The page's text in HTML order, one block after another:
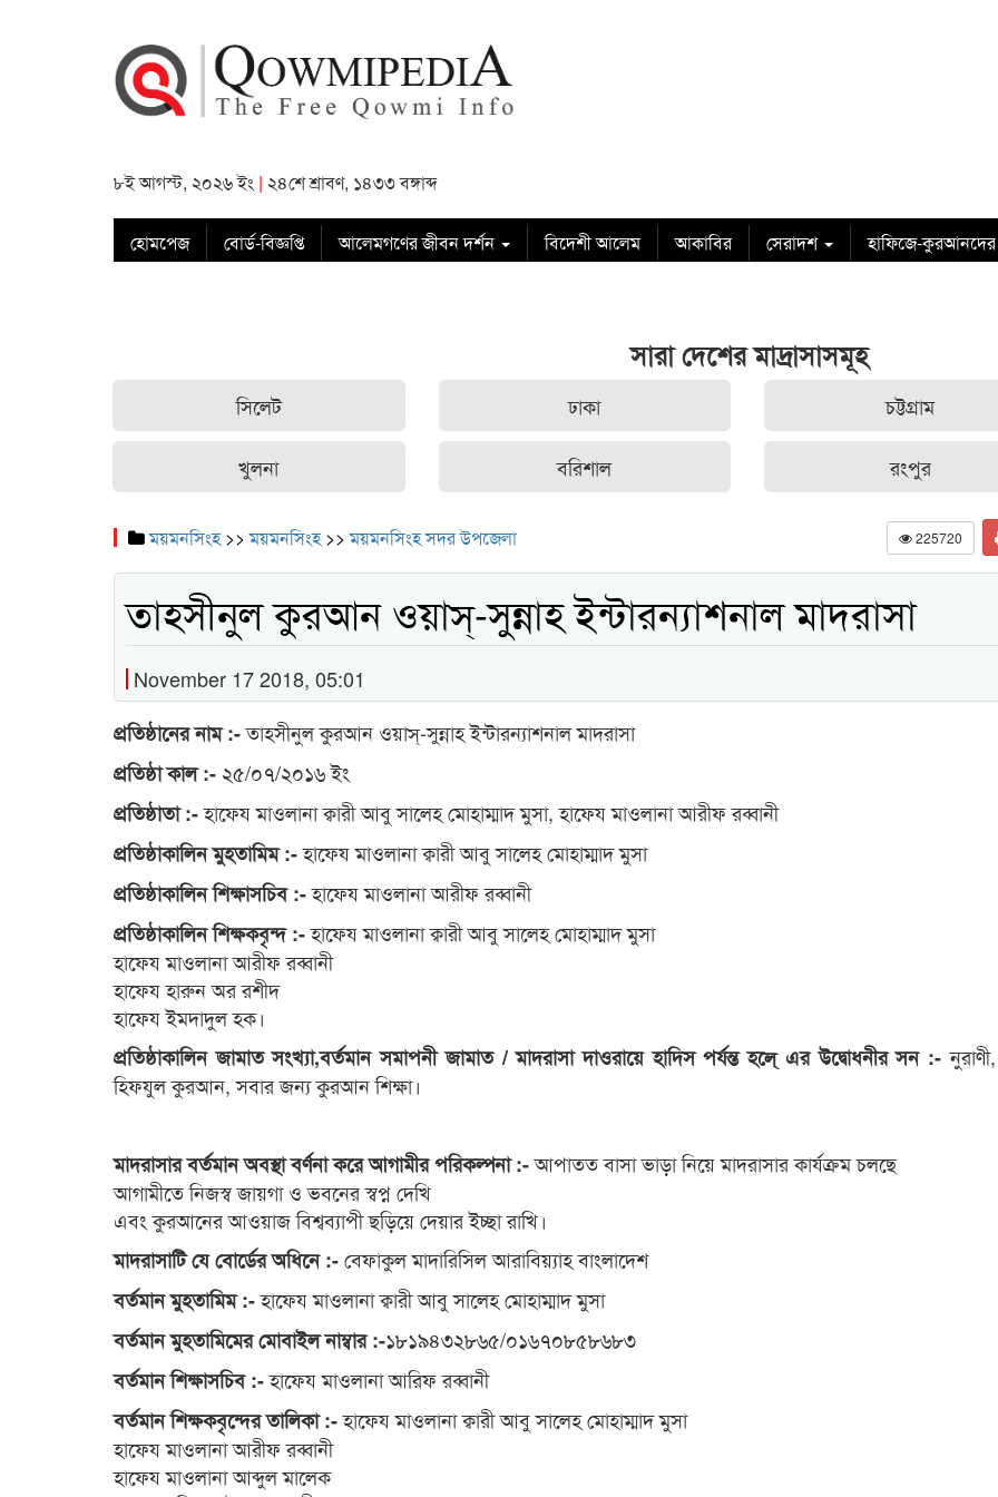
৮ই আগস্ট, ২০২৬ ইং | ২৪শে শ্রাবণ, ১৪৩৩ বঙ্গাব্দ
হোমপেজ বোর্ড-বিজ্ঞপ্তি আলেমগণের জীবন দর্শন বিদেশী আলেম আকাবির সেরাদশ হাফিজে-কুরআনদের
সারা দেশের মাদ্রাসাসমূহ
সিলেট ঢাকা চট্টগ্রাম
খুলনা বরিশাল রংপুর
ময়মনসিংহ>>ময়মনসিংহ>>ময়মনসিংহ সদর উপজেলা 225720
তাহসীনুল কুরআন ওয়াস্-সুন্নাহ ইন্টারন্যাশনাল মাদরাসা
November 17 2018, 05:01
প্রতিষ্ঠানের নাম :-তাহসীনুল কুরআন ওয়াস্-সুন্নাহ ইন্টারন্যাশনাল মাদরাসা
প্রতিষ্ঠা কাল :- ২৫/০৭/২০১৬ ইং
প্রতিষ্ঠাতা :-হাফেয মাওলানা ক্বারী আবু সালেহ মোহাম্মাদ মুসা, হাফেয মাওলানা আরীফ রব্বানী
প্রতিষ্ঠাকালিন মুহতামিম :-হাফেয মাওলানা ক্বারী আবু সালেহ মোহাম্মাদ মুসা
প্রতিষ্ঠাকালিন শিক্ষাসচিব :-হাফেয মাওলানা আরীফ রব্বানী
প্রতিষ্ঠাকালিন শিক্ষকবৃন্দ :-হাফেয মাওলানা ক্বারী আবু সালেহ মোহাম্মাদ মুসা
হাফেয মাওলানা আরীফ রব্বানী
হাফেয হারুন অর রশীদ
হাফেয ইমদাদুল হক।
প্রতিষ্ঠাকালিন জামাত সংখ্যা,বর্তমান সমাপনী জামাত / মাদরাসা দাওরায়ে হাদিস পর্যন্ত হলে্ এর উদ্বোধনীর সন :-
হিফযুল কুরআন, সবার জন্য কুরআন শিক্ষা।
মাদরাসার বর্তমান অবস্থা বর্ণনা করে আগামীর পরিকল্পনা :-আপাতত বাসা ভাড়া নিয়ে মাদরাসার কার্যক্রম চলছে
আগামীতে নিজস্ব জায়গা ও ভবনের স্বপ্ন দেখি
এবং কুরআনের আওয়াজ বিশ্বব্যাপী ছড়িয়ে দেয়ার ইচ্ছা রাখি।
মাদরাসাটি যে বোর্ডের অধিনে :-বেফাকুল মাদারিসিল আরাবিয়্যাহ বাংলাদেশ
বর্তমান মুহতামিম :-হাফেয মাওলানা ক্বারী আবু সালেহ মোহাম্মাদ মুসা
বর্তমান মুহতামিমের মোবাইল নাম্বার :-১৮১৯৪৩২৮৬৫/০১৬৭০৮৫৮৬৮৩
বর্তমান শিক্ষাসচিব :-হাফেয মাওলানা আরিফ রব্বানী
বর্তমান শিক্ষকবৃন্দের তালিকা :-হাফেয মাওলানা ক্বারী আবু সালেহ মোহাম্মাদ মুসা
হাফেয মাওলানা আরীফ রব্বানী
হাফেয মাওলানা আব্দুল মালেক